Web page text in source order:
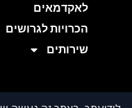
לאקדמאים
הכרויות לגרושים
שירותים